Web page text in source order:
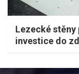
Lezecké
investice do